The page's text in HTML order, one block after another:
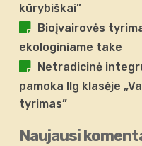
kūrybiškai”
Bioįvairovės
ekologiniame take
Netradicinė
pamoka IIg klasėje
tyrimas”
Naujausi